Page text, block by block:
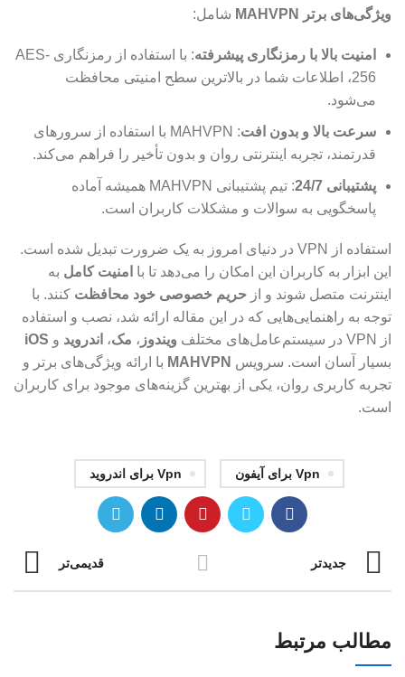
ویژگی‌های برتر MAHVPN شامل:
امنیت بالا با رمزنگاری پیشرفته
: با استفاده از رمزنگاری AES-
256، اطلاعات شما در بالاترین سطح امنیتی محافظت
می‌شود.
سرعت بالا و بدون افت
: MAHVPN با استفاده از سرورهای
قدرتمند، تجربه اینترنتی روان و بدون تأخیر را فراهم می‌کند.
پشتیبانی 24/7
: تیم پشتیبانی MAHVPN همیشه آماده
پاسخگویی به سوالات و مشکلات کاربران است.
استفاده از VPN در دنیای امروز به یک ضرورت تبدیل شده است.
این ابزار به کاربران این امکان را می‌دهد تا با امنیت کامل به
اینترنت متصل شوند و از حریم خصوصی خود محافظت کنند. با
توجه به راهنمایی‌هایی که در این مقاله ارائه شد، نصب و استفاده
از VPN در سیستم‌عامل‌های مختلف
ویندوز ، مک، اندروید و iOS
بسیار آسان است. سرویس MAHVPN با ارائه ویژگی‌های برتر و
تجربه کاربری روان، یکی از بهترین گزینه‌های موجود برای کاربران
است.
Vpn برای آیفون Vpn برای اندروید
جدیدتر قدیمی‌تر
مطالب مرتبط